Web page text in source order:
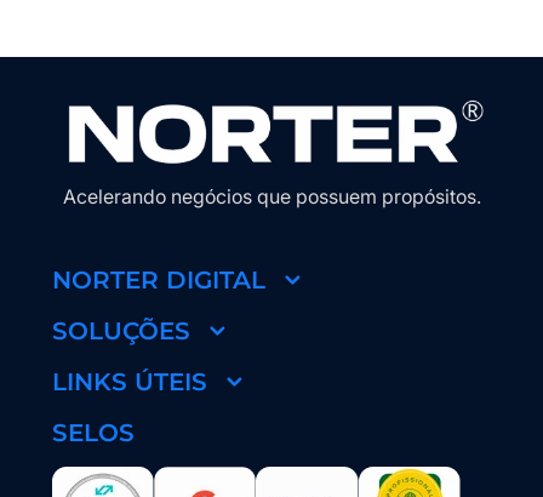
Acelerando negócios que possuem propósitos.
NORTER DIGITAL
SOLUÇÕES
LINKS ÚTEIS
SELOS